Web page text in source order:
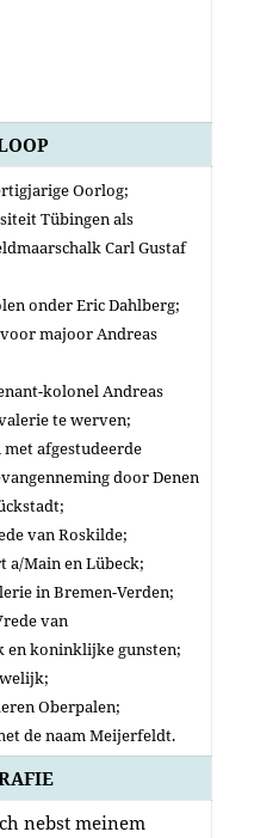
Oorlog;
Tübingen als
Carl Gustaf
onder Eric Dahlberg;
majoor Andreas
kolonel Andreas
te werven;
met afgestudeerde
door Denen
van Roskilde;
a/Main en Lübeck;
in Bremen-Verden;
van
en koninklijke gunsten;
Oberpalen;
de naam Meijerfeldt.
nebst meinem